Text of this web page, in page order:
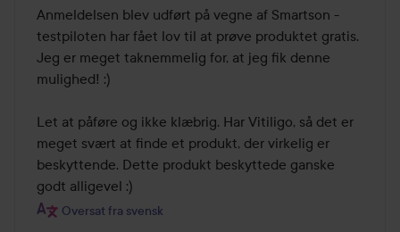
ud
af
5
Anmeldelsen blev udført på vegne af Smartson -
testpiloten har fået lov til at prøve produktet gratis.
Jeg er meget taknemmelig for, at jeg fik denne
mulighed! :)
Let at påføre og ikke klæbrig. Har Vitiligo, så det er
meget svært at finde et produkt, der virkelig er
beskyttende. Dette produkt beskyttede ganske
godt alligevel :)
Oversat fra svensk